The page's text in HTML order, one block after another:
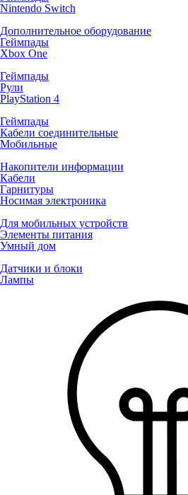
Nintendo Switch
Дополнительное оборудование
Геймпады
Xbox One
Геймпады
Рули
PlayStation 4
Геймпады
Кабели соединительные
Мобильные
Накопители информации
Кабели
Гарнитуры
Носимая электроника
Для мобильных устройств
Элементы питания
Умный дом
Датчики и блоки
Лампы